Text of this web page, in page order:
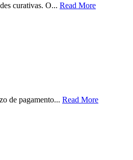
curativas. O... Read More
de pagamento... Read More